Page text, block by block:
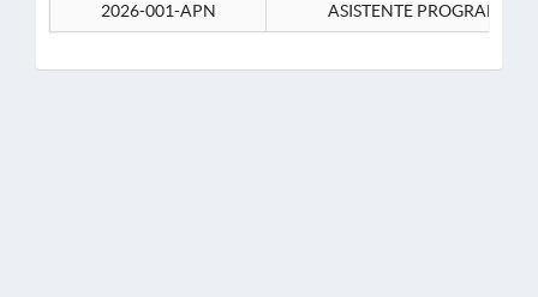
2026-001-APN ASISTENTE